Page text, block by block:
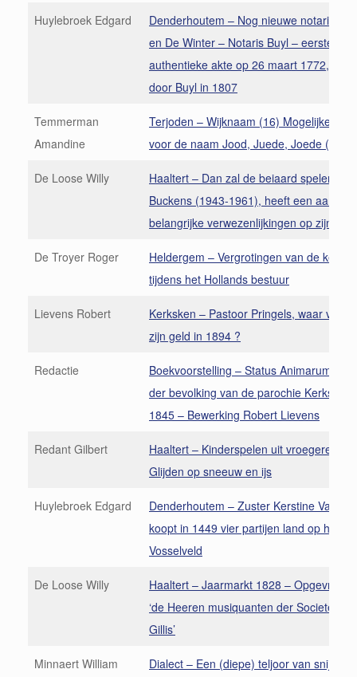
Huylebroek Edgard
Denderhoutem – Nog nieuwe notarissen
en De Winter – Notaris Buyl – eerste
authentieke akte op 26 maart 1772,
door Buyl in 1807
Temmerman
Amandine
Terjoden – Wijknaam (16) Mogelijke
voor de naam Jood, Juede, Joede (3)
De Loose Willy
Haaltert – Dan zal de beiaard spelen –
Buckens (1943-1961), heeft een aantal
belangrijke verwezenlijkingen op zijn
De Troyer Roger
Heldergem – Vergrotingen van de kerk
tijdens het Hollands bestuur
Lievens Robert
Kerksken – Pastoor Pringels, waar
zijn geld in 1894 ?
Redactie
Boekvoorstelling – Status Animarum of
der bevolking van de parochie Kerksken
1845 – Bewerking Robert Lievens
Redant Gilbert
Haaltert – Kinderspelen uit vroegere
Glijden op sneeuw en ijs
Huylebroek Edgard
Denderhoutem – Zuster Kerstine Van
koopt in 1449 vier partijen land op het
Vosselveld
De Loose Willy
Haaltert – Jaarmarkt 1828 –
‘de Heeren musiquanten der Societeydt
Gillis’
Minnaert William
Dialect – Een (diepe) teljoor van